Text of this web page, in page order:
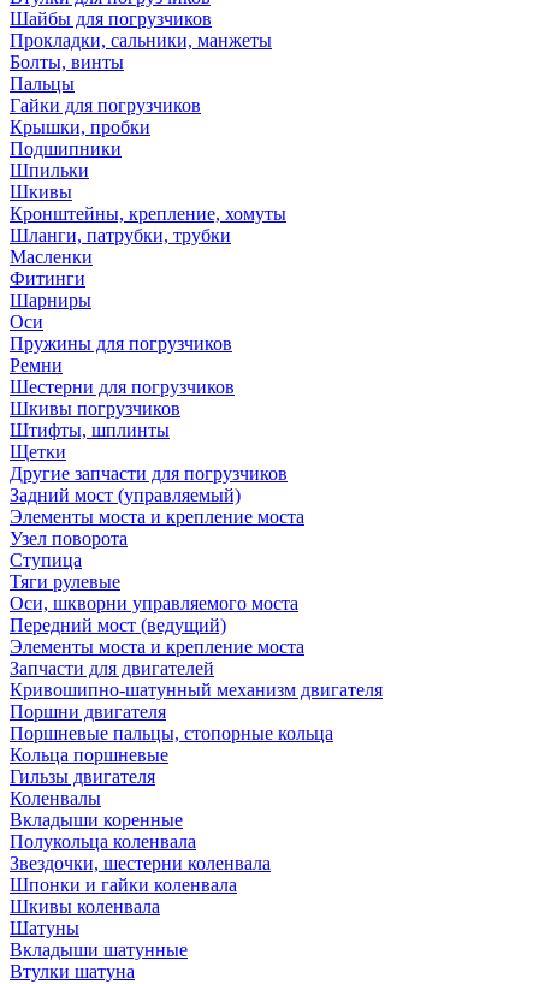
Шайбы для погрузчиков
Прокладки, сальники, манжеты
Болты, винты
Пальцы
Гайки для погрузчиков
Крышки, пробки
Подшипники
Шпильки
Шкивы
Кронштейны, крепление, хомуты
Шланги, патрубки, трубки
Масленки
Фитинги
Шарниры
Оси
Пружины для погрузчиков
Ремни
Шестерни для погрузчиков
Шкивы погрузчиков
Штифты, шплинты
Щетки
Другие запчасти для погрузчиков
Задний мост (управляемый)
Элементы моста и крепление моста
Узел поворота
Ступица
Тяги рулевые
Оси, шкворни управляемого моста
Передний мост (ведущий)
Элементы моста и крепление моста
Запчасти для двигателей
Кривошипно-шатунный механизм двигателя
Поршни двигателя
Поршневые пальцы, стопорные кольца
Кольца поршневые
Гильзы двигателя
Коленвалы
Вкладыши коренные
Полукольца коленвала
Звездочки, шестерни коленвала
Шпонки и гайки коленвала
Шкивы коленвала
Шатуны
Вкладыши шатунные
Втулки шатуна